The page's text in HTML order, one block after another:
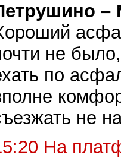
–
не
по
не
На